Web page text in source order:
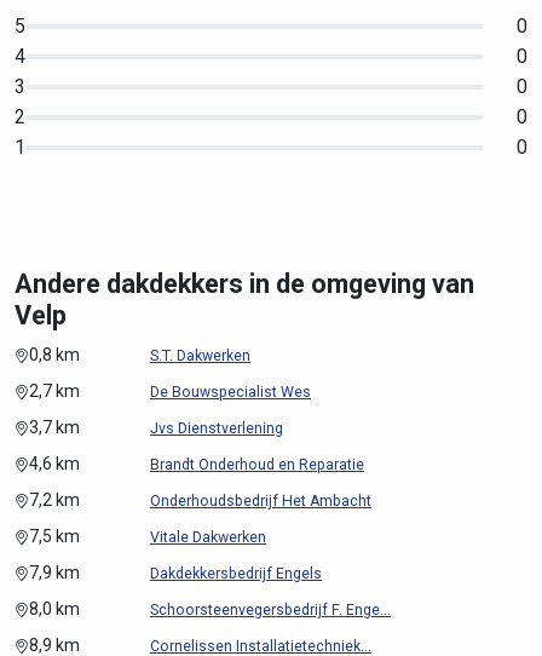
5
0
4
0
3
0
2
0
1
0
Andere dakdekkers in de omgeving van
Velp
0,8 km S.T. Dakwerken
2,7 km De Bouwspecialist Wes
3,7 km Jvs Dienstverlening
4,6 km Brandt Onderhoud en Reparatie
7,2 km Onderhoudsbedrijf Het Ambacht
7,5 km Vitale Dakwerken
7,9 km Dakdekkersbedrijf Engels
8,0 km Schoorsteenvegersbedrijf F. Enge...
8,9 km Cornelissen Installatietechniek...